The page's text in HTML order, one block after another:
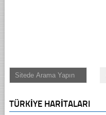
TÜRKIYE HARITALARI